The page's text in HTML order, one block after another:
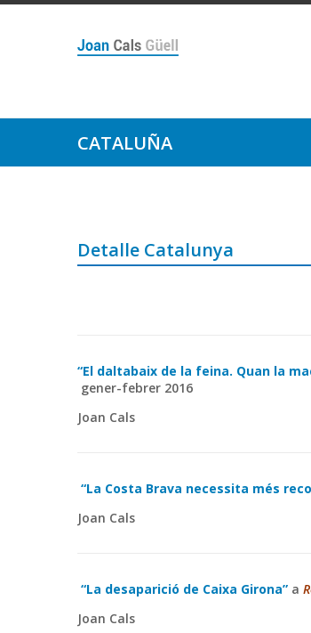
CATALUÑA
Detalle Catalunya
“El daltabaix de la feina. Quan la
gener-febrer 2016
Joan Cals
“La Costa Brava necessita més
Joan Cals
“La desaparició de Caixa Girona” a
Joan Cals